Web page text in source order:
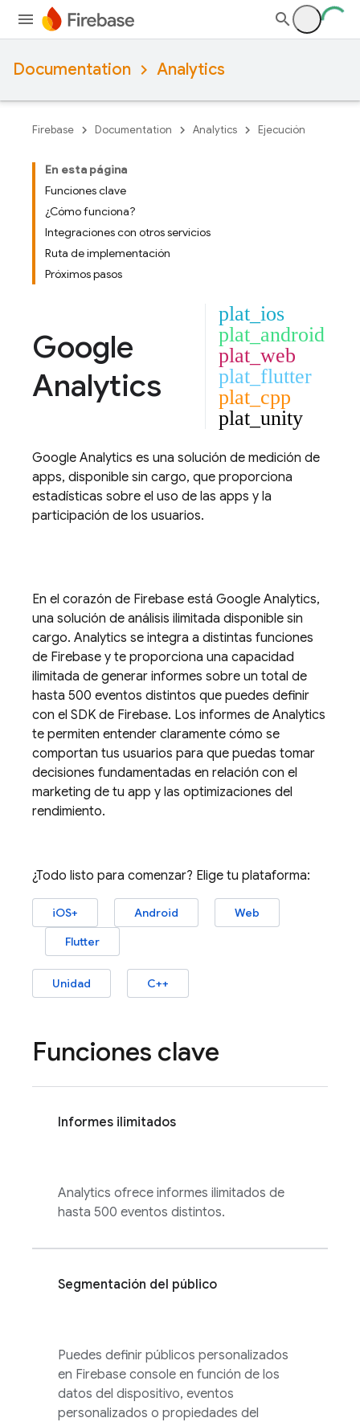
Documentation Analytics
Firebase Documentation Analytics Ejecución
En esta página
Funciones clave
¿Cómo funciona?
Integraciones con otros servicios
Ruta de implementación
Próximos pasos
Google
Analytics
plat_ios
plat_android
plat_web
plat_flutter
plat_cpp
plat_unity
Google Analytics es una solución de medición de
apps, disponible sin cargo, que proporciona
estadísticas sobre el uso de las apps y la
participación de los usuarios.
En el corazón de Firebase está Google Analytics,
una solución de análisis ilimitada disponible sin
cargo. Analytics se integra a distintas funciones
de Firebase y te proporciona una capacidad
ilimitada de generar informes sobre un total de
hasta 500 eventos distintos que puedes definir
con el SDK de Firebase. Los informes de Analytics
te permiten entender claramente cómo se
comportan tus usuarios para que puedas tomar
decisiones fundamentadas en relación con el
marketing de tu app y las optimizaciones del
rendimiento.
¿Todo listo para comenzar? Elige tu plataforma:
iOS+ Android
Web
Flutter
Unidad C++
Funciones clave
Informes ilimitados
Analytics ofrece informes ilimitados de
hasta 500 eventos distintos.
Segmentación del público
Puedes definir públicos personalizados
en Firebase console en función de los
datos del dispositivo, eventos
personalizados o propiedades del